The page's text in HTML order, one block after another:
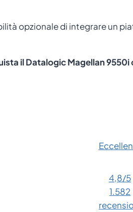
opzionale di integrare un
il Datalogic Magellan
4,8/5
1.582